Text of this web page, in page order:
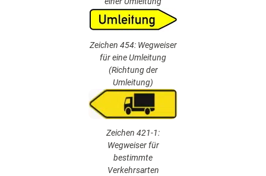
Zeichen 454: Wegweiser
für eine Umleitung
(Richtung der
Umleitung)
Zeichen 421-1:
Wegweiser für
bestimmte
Verkehrsarten